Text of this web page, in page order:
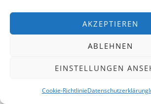
AKZEPTIEREN
ABLEHNEN
EINSTELLUNGEN
Cookie-RichtlinieDatenschutzerklärung